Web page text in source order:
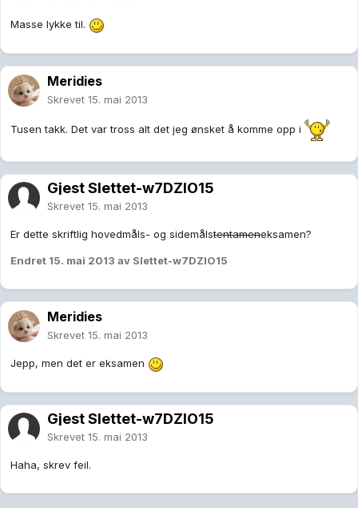
Masse lykke til.
Meridies
Skrevet 15. mai 2013
Tusen takk. Det var tross alt det jeg ønsket å komme opp i
Gjest Slettet-w7DZlO15
Skrevet 15. mai 2013
Er dette skriftlig hovedmåls- og sidemålstentameneksamen?
Endret 15. mai 2013 av Slettet-w7DZlO15
Meridies
Skrevet 15. mai 2013
Jepp, men det er eksamen
Gjest Slettet-w7DZlO15
Skrevet 15. mai 2013
Haha, skrev feil.